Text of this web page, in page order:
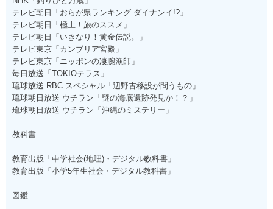
テレビ朝日「おらが県ランキング ダイナンイ!?」
テレビ朝日「極上！旅のススメ」
テレビ朝日「いきなり！黄金伝説。」
テレビ東京「カンブリア宮殿」
テレビ東京「ニッポンの凄腕漁師」
毎日放送「TOKIOテラス」
琉球放送 RBC スペシャル「辺野古移設が問うもの」
琉球朝日放送 ウチラン「謎の海底遺跡発見か！？」
琉球朝日放送 ウチラン「沖縄のミステリー」
教科書
教育出版「中学社会(地理)・デジタル教科書」
教育出版「小学5年生社会・デジタル教科書」
図鑑